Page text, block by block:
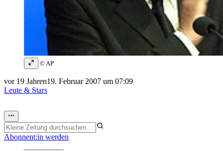
© AP
vor 19 Jahren19. Februar 2007 um 07:09
Leute & Stars
Abonnent:in werden